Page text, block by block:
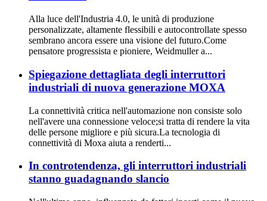
Alla luce dell'Industria 4.0, le unità di produzione
personalizzate, altamente flessibili e autocontrollate spesso
sembrano ancora essere una visione del futuro.Come
pensatore progressista e pioniere, Weidmuller a...
Spiegazione dettagliata degli interruttori
industriali di nuova generazione MOXA
La connettività critica nell'automazione non consiste solo
nell'avere una connessione veloce;si tratta di rendere la vita
delle persone migliore e più sicura.La tecnologia di
connettività di Moxa aiuta a renderti...
In controtendenza, gli interruttori industriali
stanno guadagnando slancio